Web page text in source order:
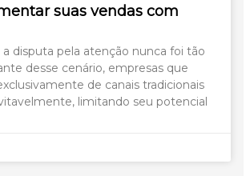
suas vendas com
disputa pela atenção nunca foi tão
desse cenário, empresas que
de canais tradicionais
limitando seu potencial